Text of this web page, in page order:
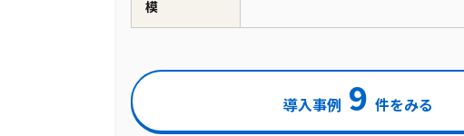
模
導入事例 9 件をみる